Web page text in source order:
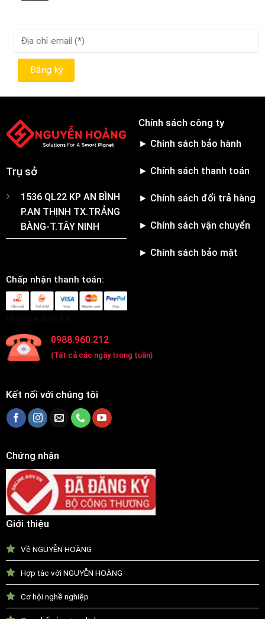
Trụ sở
1536 QL22 KP AN BÌNH
P.AN THỊNH TX.TRẢNG
BÀNG-T.TÂY NINH
Chính sách công ty
► Chính sách bảo hành
► Chính sách thanh toán
► Chính sách đổi trả hàng
► Chính sách vận chuyển
► Chính sách bảo mật
Chấp nhận thanh toán:
0988.960.212
(Tất cả các ngày trong tuần)
Kết nối với chúng tôi
Chứng nhận
Giới thiệu
Về NGUYỄN HOÀNG
Hợp tác với NGUYỄN HOÀNG
Cơ hội nghề nghiệp